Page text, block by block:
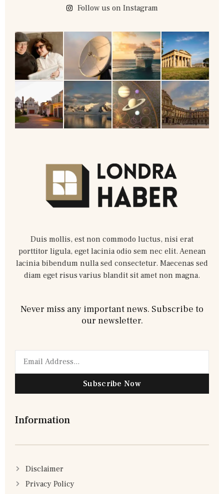
Follow us on Instagram
Duis mollis, est non commodo luctus, nisi erat
porttitor ligula, eget lacinia odio sem nec elit. Aenean
lacinia bibendum nulla sed consectetur. Maecenas sed
diam eget risus varius blandit sit amet non magna.
Never miss any important news. Subscribe to
our newsletter.
Subscribe Now
Information
Disclaimer
Privacy Policy